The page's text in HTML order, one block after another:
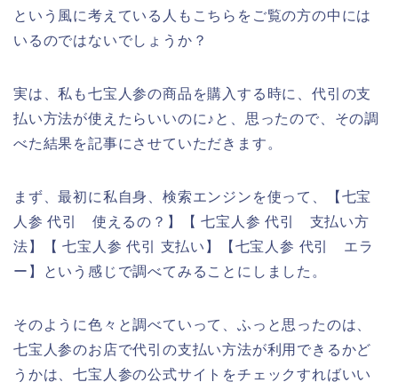
という風に考えている人もこちらをご覧の方の中には
いるのではないでしょうか？
実は、私も七宝人参の商品を購入する時に、代引の支
払い方法が使えたらいいのに♪と、思ったので、その調
べた結果を記事にさせていただきます。
まず、最初に私自身、検索エンジンを使って、【七宝
人参 代引 使えるの？】【 七宝人参 代引 支払い方
法】【 七宝人参 代引 支払い】【七宝人参 代引 エラ
ー】という感じで調べてみることにしました。
そのように色々と調べていって、ふっと思ったのは、
七宝人参のお店で代引の支払い方法が利用できるかど
うかは、七宝人参の公式サイトをチェックすればいい